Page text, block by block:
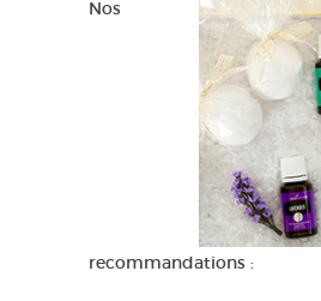
Nos
recommandations :